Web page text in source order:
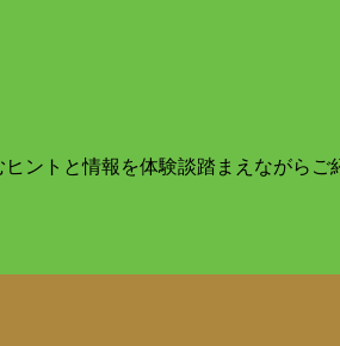
ントと情報を体験談踏まえながら